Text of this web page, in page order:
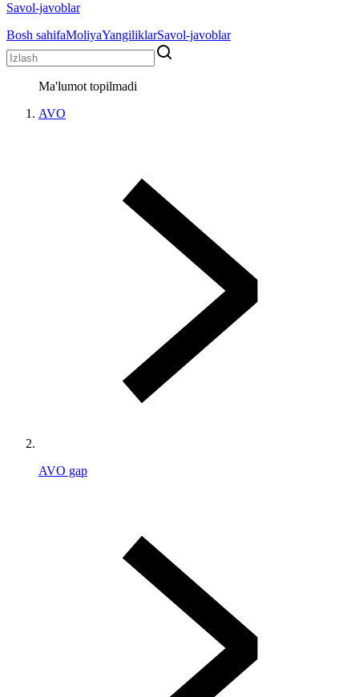
Savol-javoblar
Bosh sahifaMoliyaYangiliklarSavol-javoblar
Ma'lumot topilmadi
AVO
AVO gap